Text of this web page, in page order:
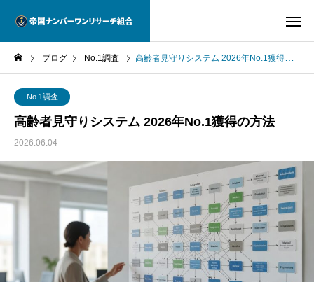
ブログ No.1調査 高齢者見守りシステム 2026年No.1獲得の方法
No.1調査
高齢者見守りシステム 2026年No.1獲得の方法
2026.06.04